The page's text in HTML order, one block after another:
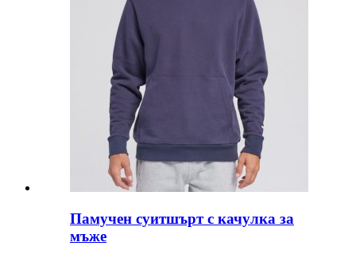
Памучен суитшърт с качулка за
мъже